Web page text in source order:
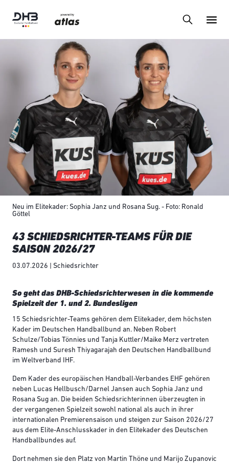
Neu im Elitekader: Sophia Janz und Rosana Sug. - Foto: Ronald
Göttel
43 SCHIEDSRICHTER-TEAMS FÜR DIE
SAISON 2026/27
03.07.2026 | Schiedsrichter
So geht das DHB-Schiedsrichterwesen in die kommende
Spielzeit der 1. und 2. Bundesligen
15 Schiedsrichter-Teams gehören dem Elitekader, dem höchsten
Kader im Deutschen Handballbund an. Neben Robert
Schulze/Tobias Tönnies und Tanja Kuttler/Maike Merz vertreten
Ramesh und Suresh Thiyagarajah den Deutschen Handballbund
im Weltverband IHF.
Dem Kader des europäischen Handball-Verbandes EHF gehören
neben Lucas Hellbusch/Darnel Jansen auch Sophia Janz und
Rosana Sug an. Die beiden Schiedsrichterinnen überzeugten in
der vergangenen Spielzeit sowohl national als auch in ihrer
internationalen Premierensaison und steigen zur Saison 2026/27
aus dem Elite-Anschlusskader in den Elitekader des Deutschen
Handballbundes auf.
Dort nehmen sie den Platz von Martin Thöne und Marijo Zupanovic